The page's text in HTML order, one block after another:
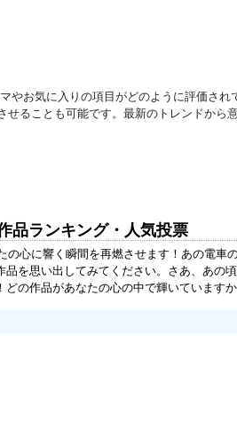
やお気に入りの項目がどのように評価され
ることも可能です。最新のトレンドから
品ランキング・人気投票
心に響く瞬間を再燃させます！あの電車
を思い出してみてください。さあ、あの
の作品があなたの心の中で輝いていますか